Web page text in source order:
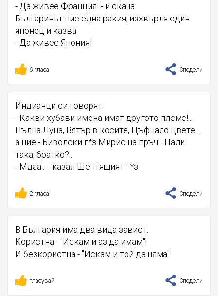
- Да живее Франция! - и скача.
Българинът пие една ракия, изхвърля един
японец и казва:
- Да живее Япония!
6 гласа Сподели
Индианци си говорят:
- Какви хубави имена имат другото племе!...
Пълна Луна, Вятър в косите, Цъфнало цвете...,
а ние - Биволски г*з Мирис на пръч... Нали
така, братко?...
- Мдаа... - казал Шептящият г*з
2 гласа Сподели
В България има два вида завист:
Користна - "Искам и аз да имам"!
И безкористна - "Искам и той да няма"!
гласувай Сподели